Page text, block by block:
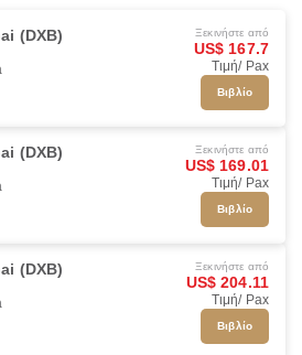
(DXB) Ξεκινήστε από
US$ 167.7
Τιμή/ Pax
Βιβλίο
(DXB) Ξεκινήστε από
US$ 169.01
Τιμή/ Pax
Βιβλίο
(DXB) Ξεκινήστε από
US$ 204.11
Τιμή/ Pax
Βιβλίο